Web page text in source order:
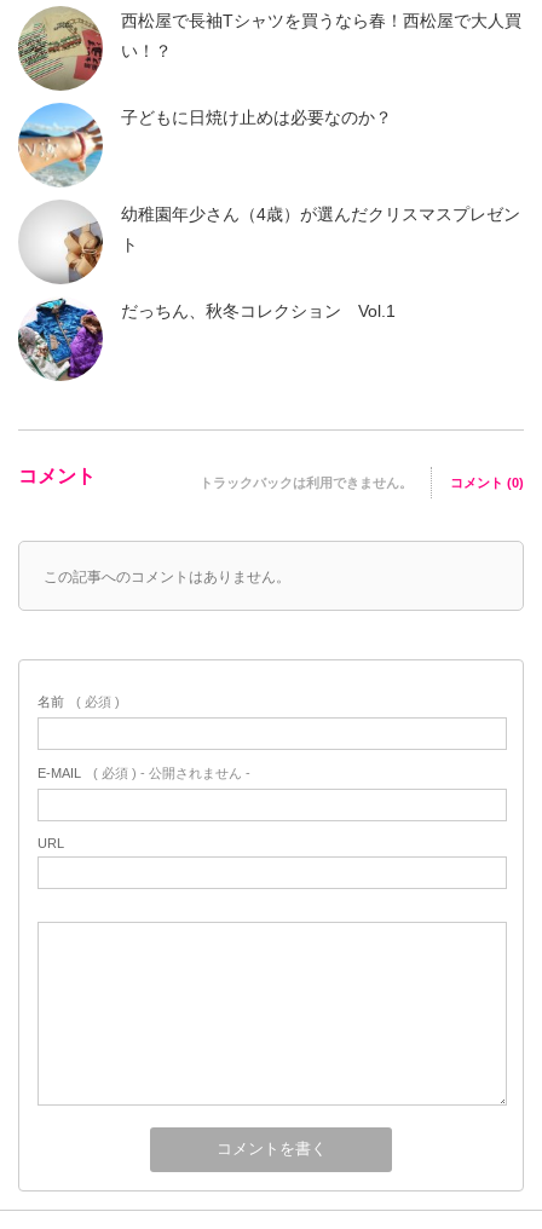
西松屋で長袖Tシャツを買うなら春！西松屋で大人買
い！？
子どもに日焼け止めは必要なのか？
幼稚園年少さん（4歳）が選んだクリスマスプレゼン
ト
だっちん、秋冬コレクション Vol.1
コメント トラックバックは利用できません。 コメント (0)
この記事へのコメントはありません。
名前 ( 必須 )
E-MAIL ( 必須 ) - 公開されません -
URL